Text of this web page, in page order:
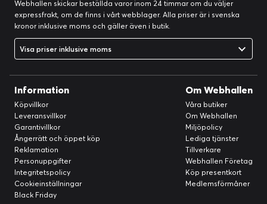
Webhallen skickar beställda varor inom 24 timmar om du väljer
expressfrakt, om de finns i vårt webblager. Alla priser är i svenska
kronor inklusive moms och gäller även i butik.
Visa priser inklusive moms
Information
Köpvillkor
Leveransvillkor
Garantivillkor
Ångerrätt och öppet köp
Reklamation
Personuppgifter
Integritetspolicy
Cookieinställningar
Black Friday
Om Webhallen
Våra butiker
Om Webhallen
Miljöpolicy
Lediga tjänster
Tillverkare
Webhallen Företag
Köp presentkort
Medlemsförmåner